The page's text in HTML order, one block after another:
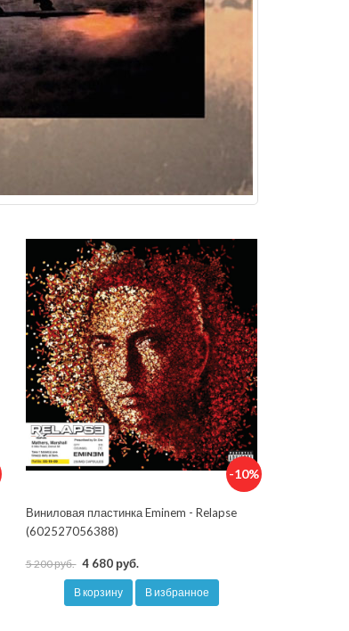
-10%
Виниловая пластинка Eminem - Relapse
(602527056388)
5 200 руб. 4 680 руб.
В корзину В избранное